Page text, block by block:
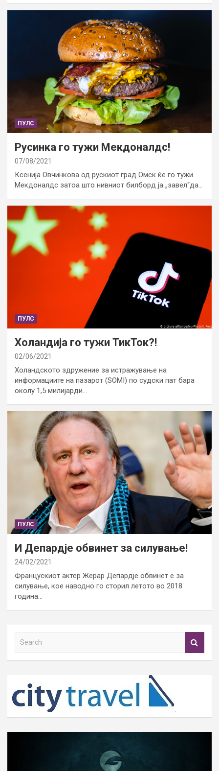
ПУЛС
Русинка го тужи Мекдоналдс!
07/08/2021
Ксенија Овчинкова од рускиот град Омск ќе го тужи
Мекдоналдс затоа што нивниот билборд ја „завел“да…
ПУЛС
Холандија го тужи ТикТок?!
02/06/2021
Холандското здружение за истражување на
информациите на пазарот (SOMI) по судски пат бара
околу 1,5 милијарди…
ПУЛС
И Депардје обвинет за силување!
24/02/2021
Францускиот актер Жерар Депардје обвинет е за
силување, кое наводно го сторил летото во 2018
година…
h